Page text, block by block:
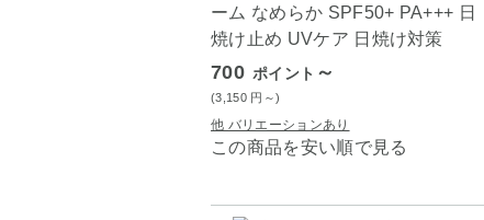
ーム なめらか SPF50+ PA+++ 日
焼け止め UVケア 日焼け対策
700 ポイント ～
(3,150 円 ～)
他 バリエーションあり
この商品を安い順で見る